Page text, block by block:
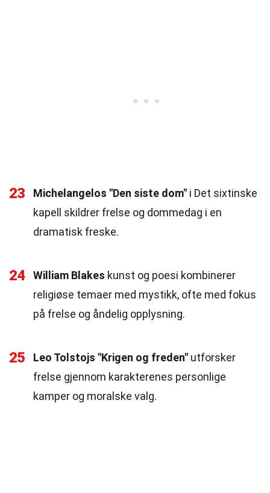
23 Michelangelos "Den siste dom" i Det sixtinske
kapell skildrer frelse og dommedag i en
dramatisk freske.
24 William Blakes kunst og poesi kombinerer
religiøse temaer med mystikk, ofte med fokus
på frelse og åndelig opplysning.
25 Leo Tolstojs "Krigen og freden" utforsker
frelse gjennom karakterenes personlige
kamper og moralske valg.